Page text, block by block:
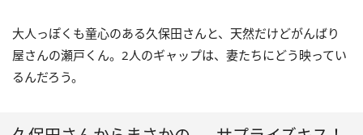
大人っぽくも童心のある久保田さんと、天然だけどがんばり
屋さんの瀬戸くん。2人のギャップは、妻たちにどう映ってい
るんだろう。